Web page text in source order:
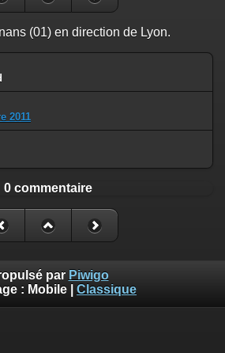
(01) en direction de Lyon.
2011
0 commentaire
par Piwigo
: Mobile Classique